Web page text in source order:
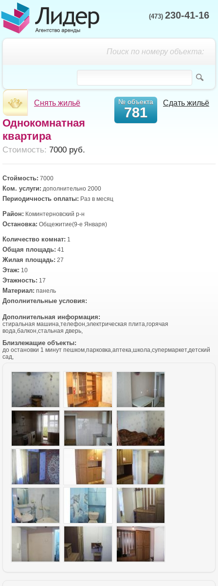
(473) 230-41-16
Поиск по номеру объекта:
Снять жильё Сдать жильё
№ объекта
781
Однокомнатная
квартира
Cтоимость: 7000 руб.
Стоймость: 7000
Ком. услуги: дополнительно 2000
Периодичность оплаты: Раз в месяц
Район: Коминтерновский р-н
Остановка: Общежитие(9-е Января)
Количество комнат: 1
Общая площадь: 41
Жилая площадь: 27
Этаж: 10
Этажность: 17
Материал: панель
Дополнительные условия:
Дополнительная информация:
стиральная машина,телефон,электрическая плита,горячая
вода,балкон,стальная дверь,
Близлежащие объекты:
до остановки 1 минут пешком,парковка,аптека,школа,супермаркет,детский
сад,